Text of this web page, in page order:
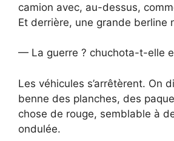
camion avec, au-dessus,
Et derrière, une grande berline
— La guerre ? chuchota-t-elle
Les véhicules s’arrêtèrent. On
benne des planches, des
chose de rouge, semblable à
ondulée.